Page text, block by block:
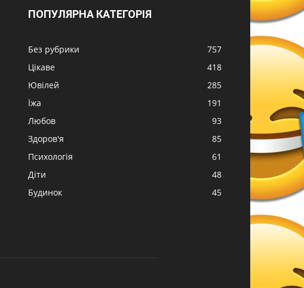
ПОПУЛЯРНА КАТЕГОРІЯ
Без рубрики
757
Цікаве
418
Ювілей
285
Їжа
191
Любов
93
Здоров'я
85
Психологія
61
Діти
48
Будинок
45